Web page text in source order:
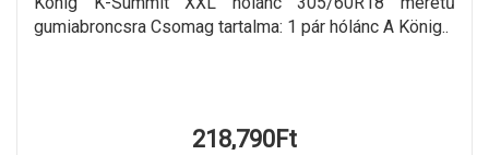
gumiabroncsra Csomag tartalma: 1 pár hólánc A König..
218,790Ft